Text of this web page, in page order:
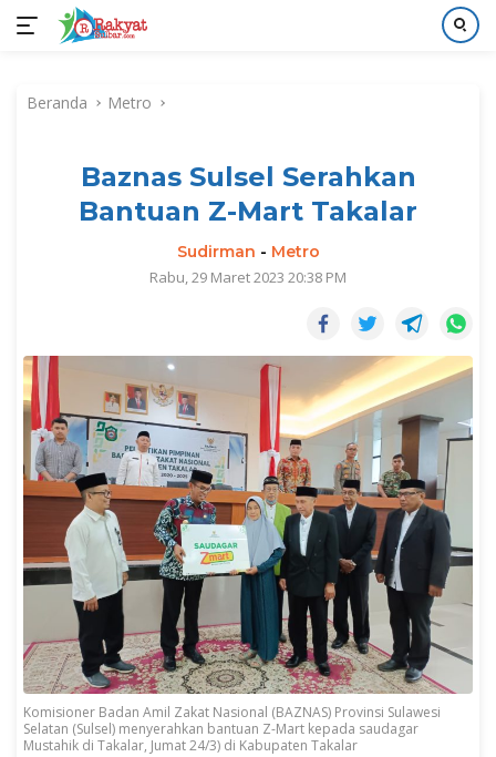
kontenBeranda Metro
Baznas Sulsel Serahkan
Bantuan Z-Mart Takalar
Sudirman - Metro
Rabu, 29 Maret 2023 20:38 PM
Komisioner Badan Amil Zakat Nasional (BAZNAS) Provinsi Sulawesi
Selatan (Sulsel) menyerahkan bantuan Z-Mart kepada saudagar
Mustahik di Takalar, Jumat 24/3) di Kabupaten Takalar